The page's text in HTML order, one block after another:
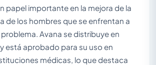
papel importante en la mejora de la
de los hombres que se enfrentan a
Avana se distribuye en
está aprobado para su uso en
médicas, lo que destaca